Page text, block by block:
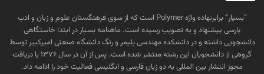
“بسپار” برابرنهاده واژه Polymer است که از سوی فرهنگستان علوم و زبان و ادب
پارسی پیشنهاد و به تصویب رسیده است. ماهنامه بسپار در ابتدا خاستگاهی
دانشجویی داشته و در دانشکده مهندسی پلیمر و رنگ دانشگاه صنعتی امیرکبیر توسط
گروهی از دانشجویان این رشته منتشر شده است. پس از آن در سال ۱۳۷۶ با دریافت
مجوز انتشار بین المللی به دو زبان فارسی و انگلیسی فعالیت خود را ادامه داد.